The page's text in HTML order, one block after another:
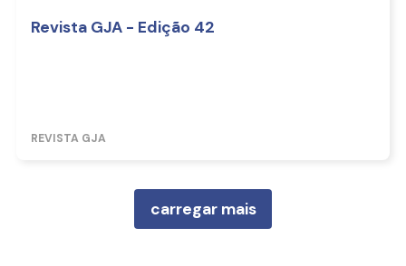
Revista GJA - Edição 42
REVISTA GJA
carregar mais